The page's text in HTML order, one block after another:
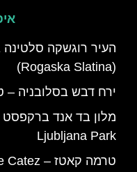
העיר רוגשקה סלטינה
(Rogaska Slatina)
ירח דבש בסלובניה –
Ljubljana Park